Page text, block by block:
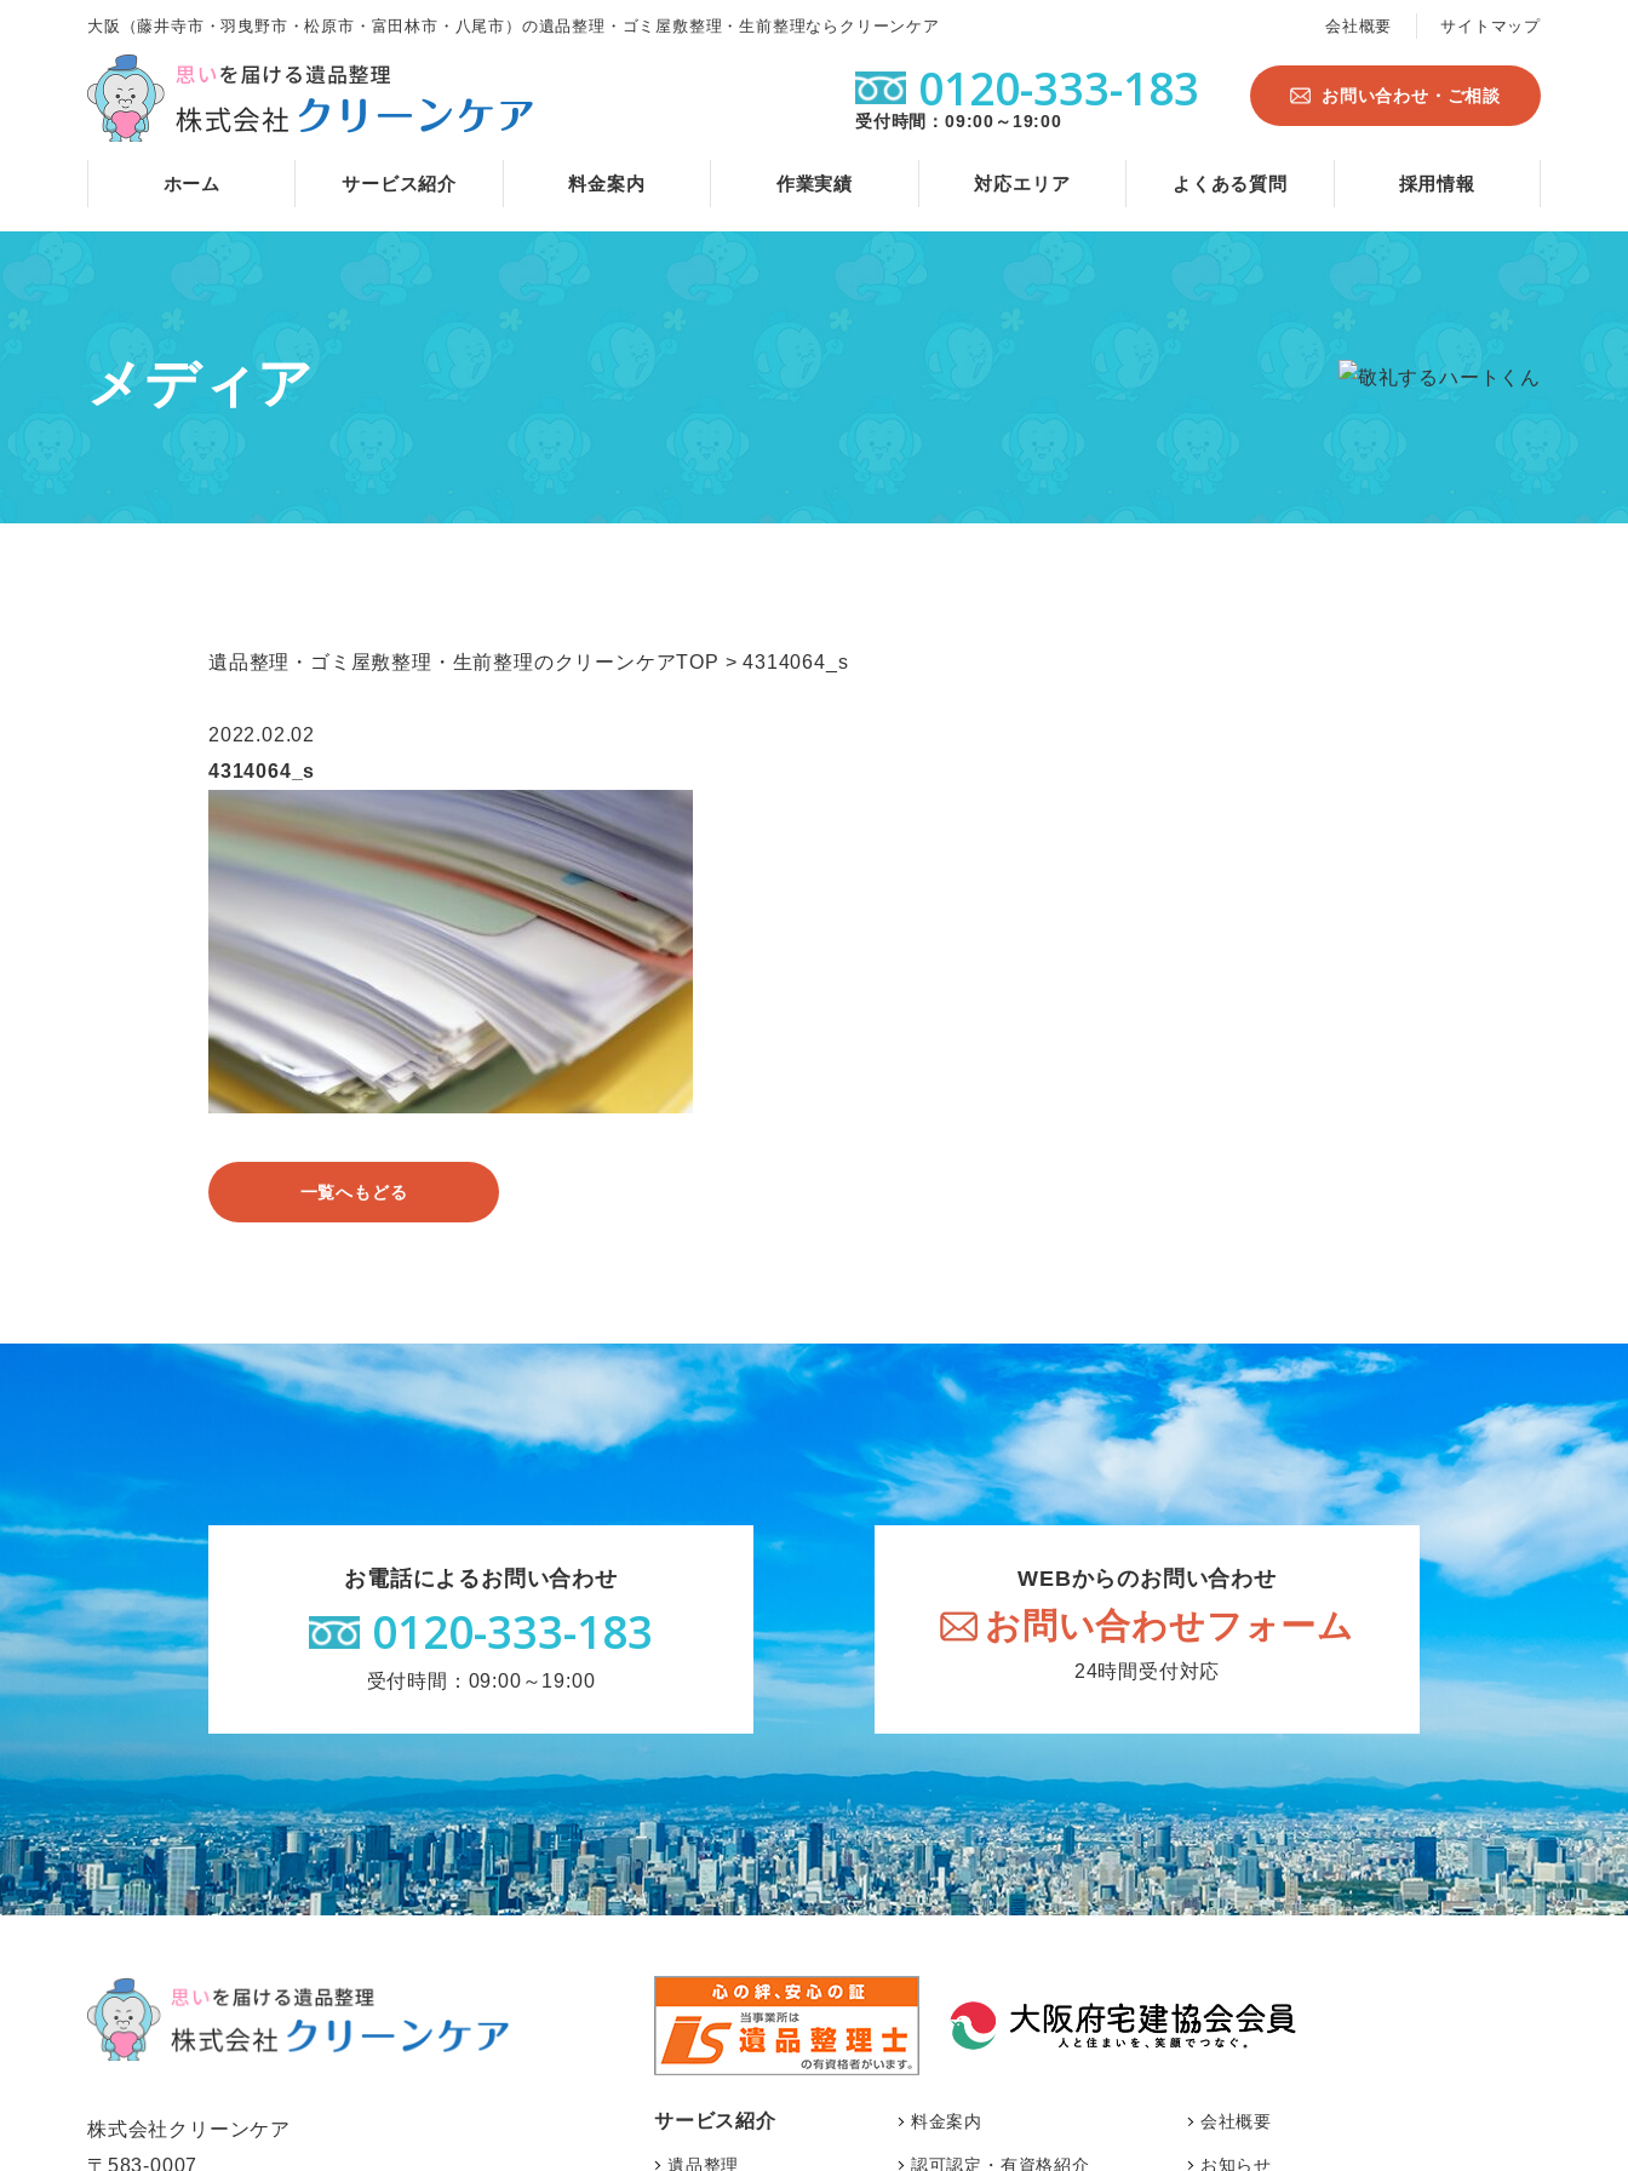
大阪（藤井寺市・羽曳野市・松原市・富田林市・八尾市）の遺品整理・ゴミ屋敷整理・生前整理ならクリーンケア 会社概要 サイトマップ
0120-333-183
受付時間：09:00～19:00
お問い合わせ・ご相談
ホーム サービス紹介 料金案内 作業実績 対応エリア よくある質問 採用情報
メディア
遺品整理・ゴミ屋敷整理・生前整理のクリーンケアTOP >4314064_s
2022.02.02
4314064_s
一覧へもどる
お電話によるお問い合わせ
0120-333-183
受付時間：09:00～19:00
WEBからのお問い合わせ
お問い合わせフォーム
24時間受付対応
株式会社クリーンケア
〒583-0007
サービス紹介
遺品整理
料金案内
認可認定・有資格紹介
会社概要
お知らせ